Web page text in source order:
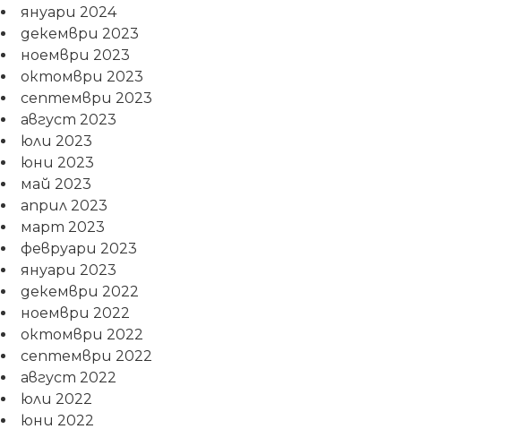
януари 2024
декември 2023
ноември 2023
октомври 2023
септември 2023
август 2023
юли 2023
юни 2023
май 2023
април 2023
март 2023
февруари 2023
януари 2023
декември 2022
ноември 2022
октомври 2022
септември 2022
август 2022
юли 2022
юни 2022